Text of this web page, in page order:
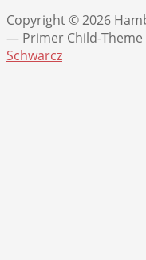
Copyright © 2026
— Primer Child-Theme
Schwarcz